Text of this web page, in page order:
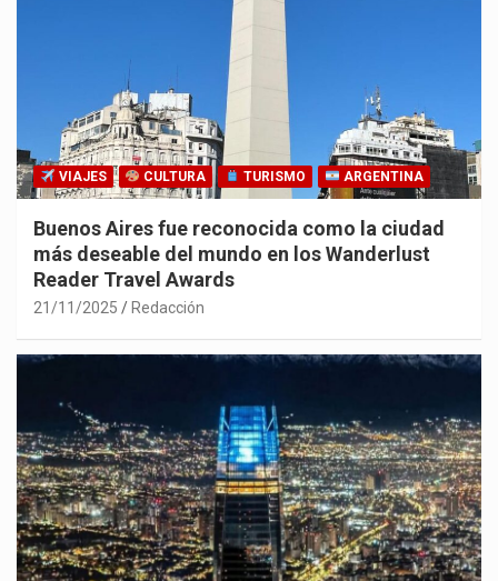
VIAJES CULTURA TURISMO ARGENTINA
Buenos Aires fue reconocida como la ciudad
más deseable del mundo en los Wanderlust
Reader Travel Awards
21/11/2025 Redacción